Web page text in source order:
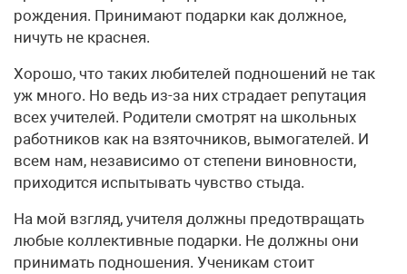
рождения. Принимают подарки как должное,
ничуть не краснея.
Хорошо, что таких любителей подношений не так
уж много. Но ведь из-за них страдает репутация
всех учителей. Родители смотрят на школьных
работников как на взяточников, вымогателей. И
всем нам, независимо от степени виновности,
приходится испытывать чувство стыда.
На мой взгляд, учителя должны предотвращать
любые коллективные подарки. Не должны они
принимать подношения. Ученикам стоит